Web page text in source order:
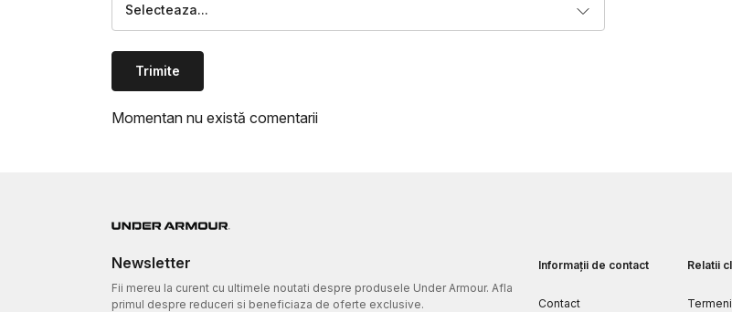
Selecteaza...
Trimite
Momentan nu există comentarii
Newsletter
Fii mereu la curent cu ultimele noutati despre produsele Under Armour. Afla
primul despre reduceri si beneficiaza de oferte exclusive.
Informații de contact
Contact
Relatii